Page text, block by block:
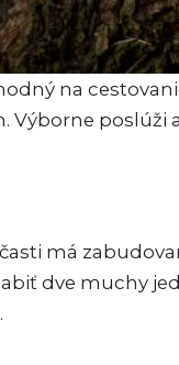
na
má
dve muchy